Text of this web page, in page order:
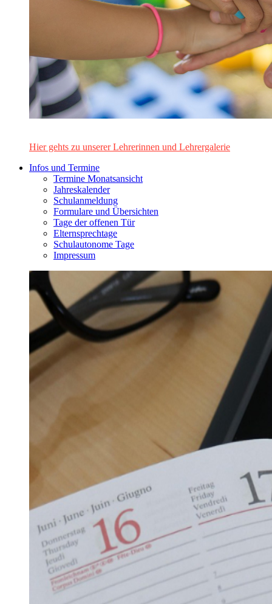
Hier gehts zu unserer Lehrerinnen und Lehrergalerie
Infos und Termine
Termine Monatsansicht
Jahreskalender
Schulanmeldung
Formulare und Übersichten
Tage der offenen Tür
Elternsprechtage
Schulautonome Tage
Impressum